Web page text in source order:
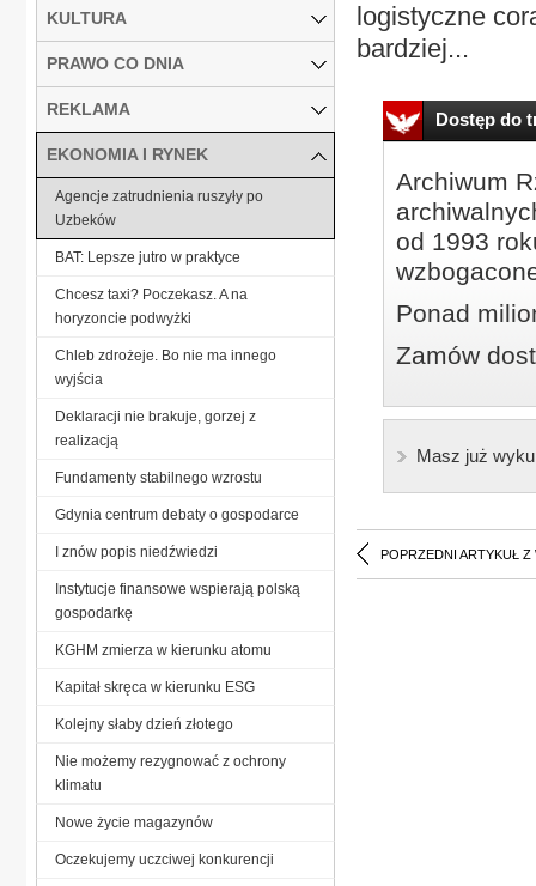
logistyczne
bardziej...
Dostęp do
Archiwum
od 1993
Ponad
Zamów
Masz już
POPRZEDNI ARTYKUŁ Z
KULTURA
PRAWO CO DNIA
REKLAMA
EKONOMIA I RYNEK
Agencje zatrudnienia ruszyły po
Uzbeków
BAT: Lepsze jutro w praktyce
Chcesz taxi? Poczekasz. A na
horyzoncie podwyżki
Chleb zdrożeje. Bo nie ma innego
wyjścia
Deklaracji nie brakuje, gorzej z
realizacją
Fundamenty stabilnego wzrostu
Gdynia centrum debaty o gospodarce
I znów popis niedźwiedzi
Instytucje finansowe wspierają polską
gospodarkę
KGHM zmierza w kierunku atomu
Kapitał skręca w kierunku ESG
Kolejny słaby dzień złotego
Nie możemy rezygnować z ochrony
klimatu
Nowe życie magazynów
Oczekujemy uczciwej konkurencji